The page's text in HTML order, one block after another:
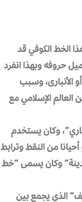
الخط الكوفي قد
حروفه وبهذا انفرد
الأنبارى، وسبب
العالم الإسلامي مع
وكان يستخدم
من النقط وترابط
وكان يسمى “خط
الذي يجمع بين